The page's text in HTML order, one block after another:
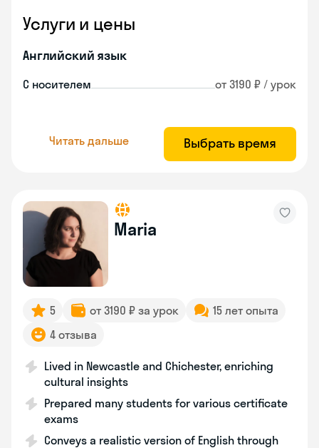
Услуги и цены
Английский язык
С носителем от 3190 ₽ / урок
Читать дальше Выбрать время
Maria
5 от 3190 ₽ за урок
15 лет опыта
4 отзыва
Lived in Newcastle and Chichester, enriching
cultural insights
Prepared many students for various certificate
exams
Conveys a realistic version of English through